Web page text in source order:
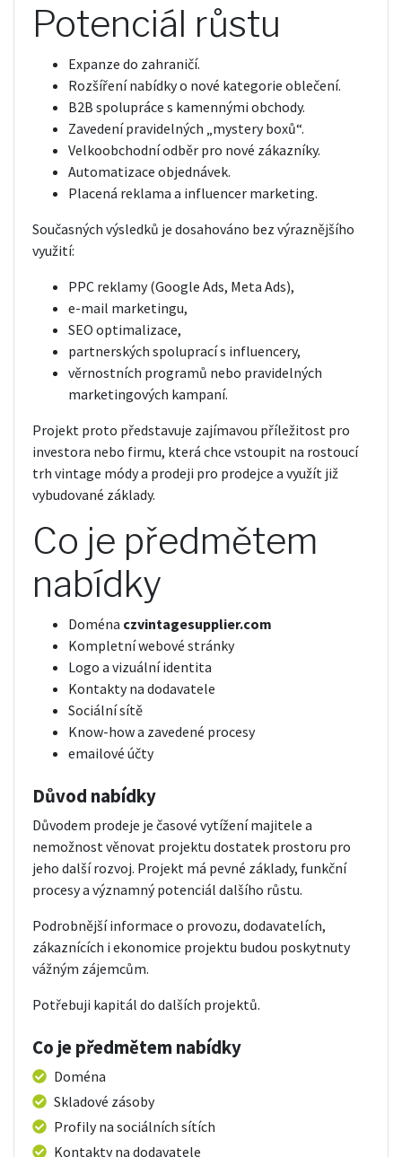
Potenciál růstu
Expanze do zahraničí.
Rozšíření nabídky o nové kategorie oblečení.
B2B spolupráce s kamennými obchody.
Zavedení pravidelných „mystery boxů“.
Velkoobchodní odběr pro nové zákazníky.
Automatizace objednávek.
Placená reklama a influencer marketing.
Současných výsledků je dosahováno bez výraznějšího
využití:
PPC reklamy (Google Ads, Meta Ads),
e-mail marketingu,
SEO optimalizace,
partnerských spoluprací s influencery,
věrnostních programů nebo pravidelných
marketingových kampaní.
Projekt proto představuje zajímavou příležitost pro
investora nebo firmu, která chce vstoupit na rostoucí
trh vintage módy a prodeji pro prodejce a využít již
vybudované základy.
Co je předmětem
nabídky
Doména czvintagesupplier.com
Kompletní webové stránky
Logo a vizuální identita
Kontakty na dodavatele
Sociální sítě
Know-how a zavedené procesy
emailové účty
Důvod nabídky
Důvodem prodeje je časové vytížení majitele a
nemožnost věnovat projektu dostatek prostoru pro
jeho další rozvoj. Projekt má pevné základy, funkční
procesy a významný potenciál dalšího růstu.
Podrobnější informace o provozu, dodavatelích,
zákaznících i ekonomice projektu budou poskytnuty
vážným zájemcům.
Potřebuji kapitál do dalších projektů.
Co je předmětem nabídky
Doména
Skladové zásoby
Profily na sociálních sítích
Kontakty na dodavatele